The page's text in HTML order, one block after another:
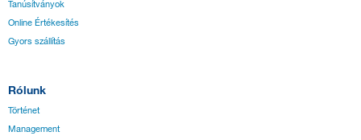
Tanúsítványok
Online Értékesítés
Gyors szállítás
Rólunk
Történet
Management